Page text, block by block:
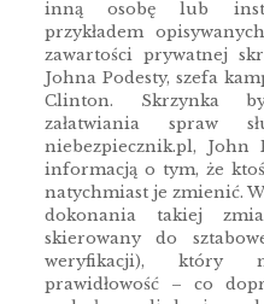
inną osobę lub
przykładem
zawartości prywatnej
Johna Podesty, szefa
Clinton. Skrzynka
załatwiania spraw
niebezpiecznik.pl, John
informacją o tym, że
natychmiast je zmienić.
dokonania takiej
skierowany do
weryfikacji), który
prawidłowość – co